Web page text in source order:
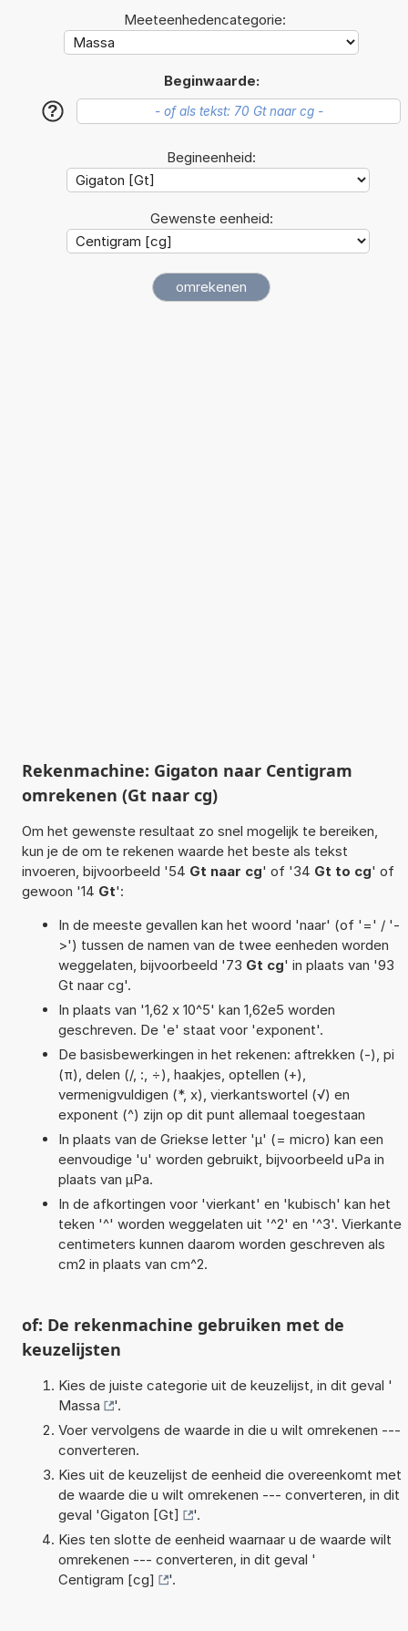
Meeteenhedencategorie:
Beginwaarde:
?
Begineenheid:
Gewenste eenheid:
Rekenmachine: Gigaton naar Centigram
omrekenen (Gt naar cg)
Om het gewenste resultaat zo snel mogelijk te bereiken,
kun je de om te rekenen waarde het beste als tekst
invoeren, bijvoorbeeld '54 Gt naar cg' of '34 Gt to cg' of
gewoon '14 Gt':
In de meeste gevallen kan het woord 'naar' (of '=' / '-
>') tussen de namen van de twee eenheden worden
weggelaten, bijvoorbeeld '73 Gt cg' in plaats van '93
Gt naar cg'.
In plaats van '1,62 x 10^5' kan 1,62e5 worden
geschreven. De 'e' staat voor 'exponent'.
De basisbewerkingen in het rekenen: aftrekken (-), pi
(π), delen (/, :, ÷), haakjes, optellen (+),
vermenigvuldigen (*, x), vierkantswortel (√) en
exponent (^) zijn op dit punt allemaal toegestaan
In plaats van de Griekse letter 'µ' (= micro) kan een
eenvoudige 'u' worden gebruikt, bijvoorbeeld uPa in
plaats van µPa.
In de afkortingen voor 'vierkant' en 'kubisch' kan het
teken '^' worden weggelaten uit '^2' en '^3'. Vierkante
centimeters kunnen daarom worden geschreven als
cm2 in plaats van cm^2.
of: De rekenmachine gebruiken met de
keuzelijsten
Kies de juiste categorie uit de keuzelijst, in dit geval '
Massa
'.
Voer vervolgens de waarde in die u wilt omrekenen ---
converteren.
Kies uit de keuzelijst de eenheid die overeenkomt met
de waarde die u wilt omrekenen --- converteren, in dit
geval 'Gigaton [Gt]
'.
Kies ten slotte de eenheid waarnaar u de waarde wilt
omrekenen --- converteren, in dit geval '
Centigram [cg]
'.